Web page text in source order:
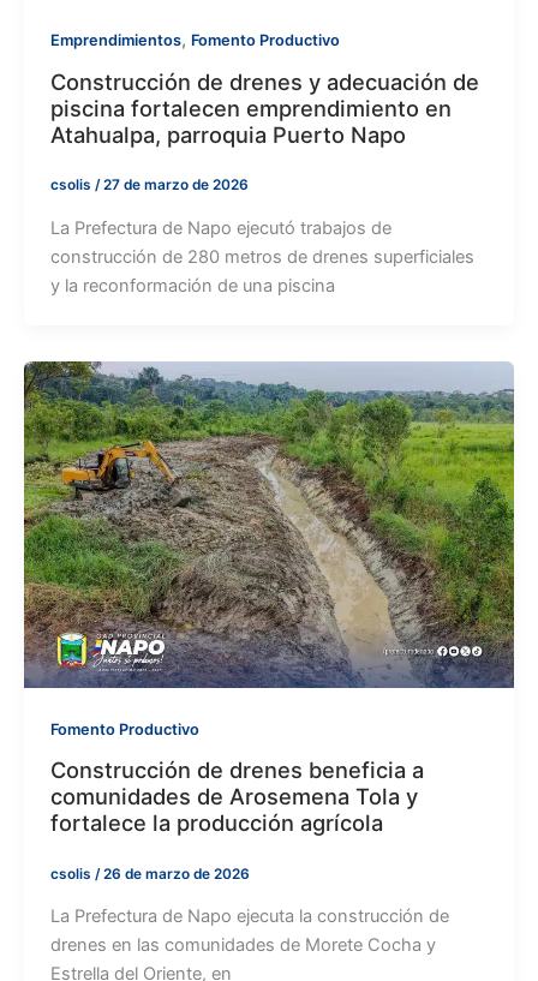
Emprendimientos, Fomento Productivo
Construcción de drenes y adecuación de
piscina fortalecen emprendimiento en
Atahualpa, parroquia Puerto Napo
csolis /27 de marzo de 2026
La Prefectura de Napo ejecutó trabajos de
construcción de 280 metros de drenes superficiales
y la reconformación de una piscina
Fomento Productivo
Construcción de drenes beneficia a
comunidades de Arosemena Tola y
fortalece la producción agrícola
csolis /26 de marzo de 2026
La Prefectura de Napo ejecuta la construcción de
drenes en las comunidades de Morete Cocha y
Estrella del Oriente, en